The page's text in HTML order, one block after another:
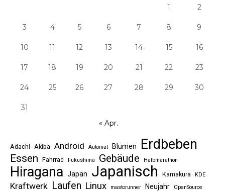
1 2
3 4 5 6 7 8 9
10 11 12 13 14 15 16
17 18 19 20 21 22 23
24 25 26 27 28 29 30
31
« Apr.
Adachi Akiba Android Automat Blumen Erdbeben
Essen Fahrrad Fukushima Gebäude Halbmarathon
Hiragana Japan Japanisch Kamakura KDE
Kraftwerk Laufen Linux mastorunner Neujahr
OpenSource